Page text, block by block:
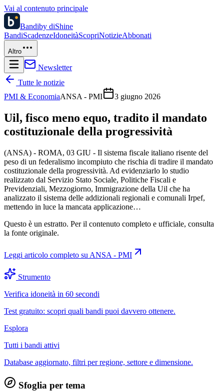
Vai al contenuto principale
Bandiby diShine
BandiScadenzeIdoneitàScopriNotizieAbbonati
Altro
Newsletter
Tutte le notizie
PMI & EconomiaANSA - PMI 3 giugno 2026
Uil, fisco meno equo, tradito il mandato
costituzionale della progressività
(ANSA) - ROMA, 03 GIU - Il sistema fiscale italiano risente del
peso di un federalismo incompiuto che rischia di tradire il mandato
costituzionale della progressività. Ad evidenziarlo lo studio
realizzato dal Servizio Stato Sociale, Politiche Fiscali e
Previdenziali, Mezzogiorno, Immigrazione della Uil che ha
analizzato il sistema delle addizionali regionali e comunali Irpef,
mettendo in luce la mancata applicazione…
Questo è un estratto. Per il contenuto completo e ufficiale, consulta
la fonte originale.
Leggi articolo completo su ANSA - PMI
Strumento
Verifica idoneità in 60 secondi
Test gratuito: scopri quali bandi puoi davvero ottenere.
Esplora
Tutti i bandi attivi
Database aggiornato, filtri per regione, settore e dimensione.
Sfoglia per tema